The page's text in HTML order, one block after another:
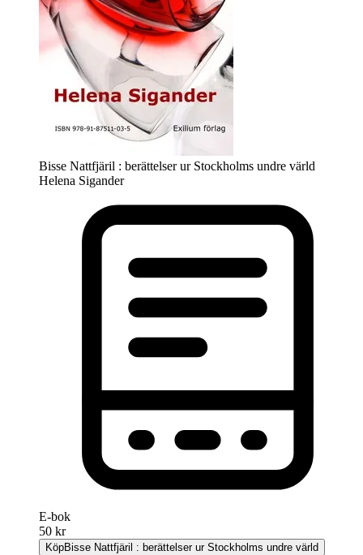
Bisse Nattfjäril : berättelser ur Stockholms undre värld
Helena Sigander
E-bok
50 kr
KöpBisse Nattfjäril : berättelser ur Stockholms undre värld